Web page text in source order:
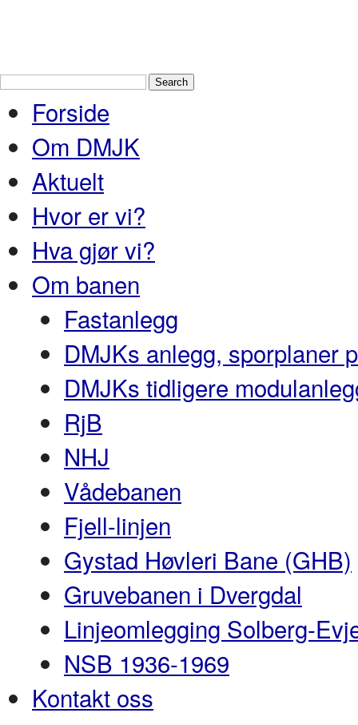
Forside
Om DMJK
Aktuelt
Hvor er vi?
Hva gjør vi?
Om banen
Fastanlegg
DMJKs anlegg, sporplaner
DMJKs tidligere
RjB
NHJ
Vådebanen
Fjell-linjen
Gystad Høvleri Bane (GHB)
Gruvebanen i Dvergdal
Linjeomlegging Solberg-
NSB 1936-1969
Kontakt oss